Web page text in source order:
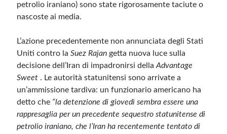
petrolio iraniano) sono state rigorosamente taciute o
nascoste ai media.
L’azione precedentemente non annunciata degli Stati
Uniti contro laSuez Rajan getta nuova luce sulla
decisione dell’Iran di impadronirsi dellaAdvantage
Sweet . Le autorità statunitensi sono arrivate a
un’ammissione tardiva: un funzionario americano ha
detto che “la detenzione di giovedì sembra essere una
rappresaglia per un precedente sequestro statunitense di
petrolio iraniano, che l’Iran ha recentemente tentato di